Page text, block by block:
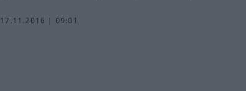
17.11.2016 | 09:01